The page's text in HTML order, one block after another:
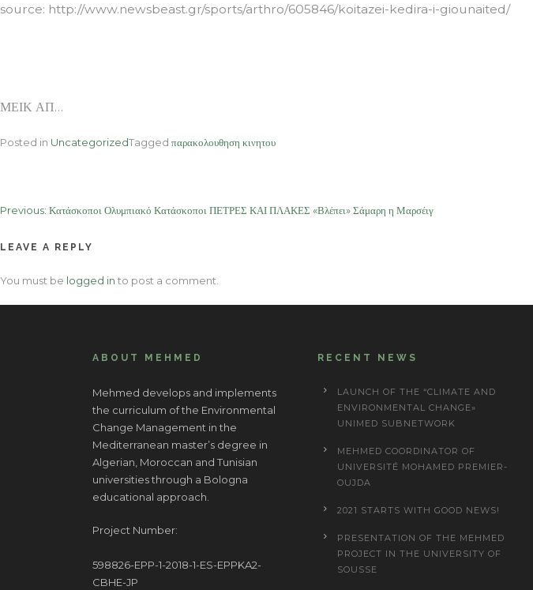
source: http://www.newsbeast.gr/sports/arthro/605846/koitazei-kedira-i-giounaited/
ΜΕΙΚ ΑΠ…
Posted in UncategorizedTagged παρακολουθηση κινητου
Post
navigation
Previous: Κατάσκοποι Ολυμπιακό Κατάσκοποι ΠΕΤΡΕΣ ΚΑΙ ΠΛΑΚΕΣ «Βλέπει» Σάμαρη η Μαρσέιγ
LEAVE A REPLY
You must be logged in to post a comment.
ABOUT MEHMED
Mehmed develops and implements
the curriculum of the Environmental
Change Management in the
Mediterranean master’s degree in
Algerian, Moroccan and Tunisian
universities through a Bologna
educational approach.
Project Number:
598826-EPP-1-2018-1-ES-EPPKA2-
CBHE-JP
RECENT NEWS
LAUNCH OF THE “CLIMATE AND
ENVIRONMENTAL CHANGE»
UNIMED SUBNETWORK
MEHMED COORDINATOR OF
UNIVERSITÉ MOHAMED PREMIER-
OUJDA
2021 STARTS WITH GOOD NEWS!
PRESENTATION OF THE MEHMED
PROJECT IN THE UNIVERSITY OF
SOUSSE